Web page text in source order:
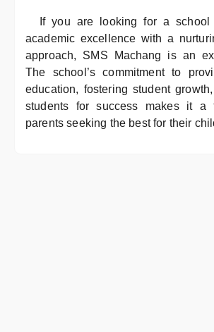
If you are looking for a school
academic excellence with a
approach, SMS Machang is an
The school’s commitment to
education, fostering student
students for success makes it a
parents seeking the best for their